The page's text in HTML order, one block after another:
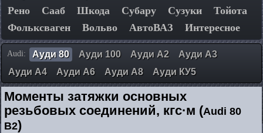
Рено
Сааб Шкода Субару Сузуки
Тойота
Фольксваген
Вольво АвтоВАЗ Интересное
Audi: Ауди 80 Ауди 100 Ауди А2
Ауди А3
Ауди А4
Ауди А6 Ауди А8 Ауди КУ5
Моменты затяжки основных
резьбовых соединений, кгс·м (Audi 80
B2)